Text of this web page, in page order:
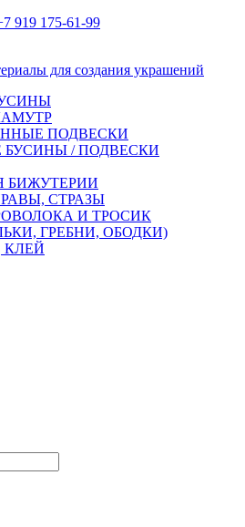
919 175-61-99
ПОДВЕСКИ
БУСИНЫ / ПОДВЕСКИ
БИЖУТЕРИИ
СТРАЗЫ
И ТРОСИК
ГРЕБНИ, ОБОДКИ)
КЛЕЙ